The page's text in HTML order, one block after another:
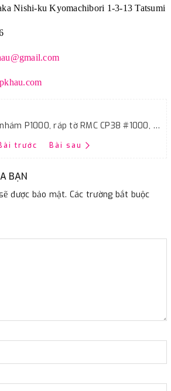
Nishi-ku Kyomachibori 1-3-13 Tatsumi
Nhám RMC CP38 độ nhám P1000, ráp tờ RMC CP38 #1000, giáp tờ CC1000
trước Bài sau
BẠN
được bảo mật. Các trường bắt buộc